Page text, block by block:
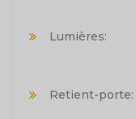
Lumières:
Retient-porte: